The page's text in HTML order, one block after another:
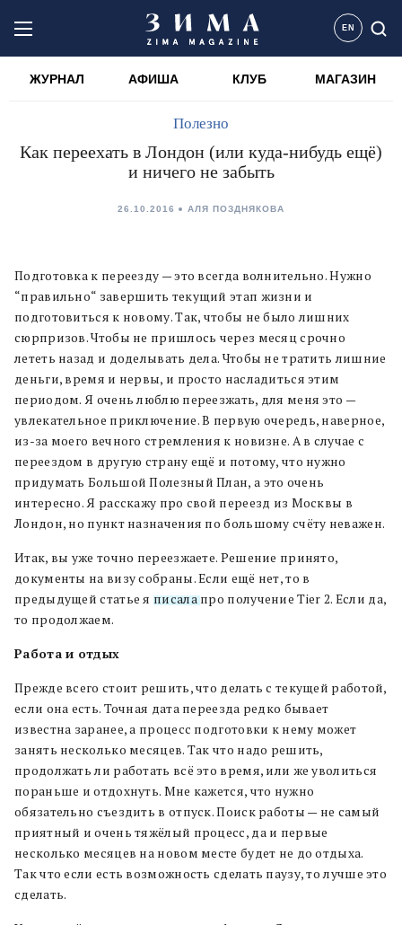
EN
ЖУРНАЛ АФИША КЛУБ МАГАЗИН
Полезно
Как переехать в Лондон (или куда-нибудь ещё)
и ничего не забыть
26.10.2016 АЛЯ ПОЗДНЯКОВА
Подготовка к переезду — это всегда волнительно. Нужно
“правильно“ завершить текущий этап жизни и
подготовиться к новому. Так, чтобы не было лишних
сюрпризов. Чтобы не пришлось через месяц срочно
лететь назад и доделывать дела. Чтобы не тратить лишние
деньги, время и нервы, и просто насладиться этим
периодом. Я очень люблю переезжать, для меня это —
увлекательное приключение. В первую очередь, наверное,
из-за моего вечного стремления к новизне. А в случае с
переездом в другую страну ещё и потому, что нужно
придумать Большой Полезный План, а это очень
интересно. Я расскажу про свой переезд из Москвы в
Лондон, но пункт назначения по большому счёту неважен.
Итак, вы уже точно переезжаете. Решение принято,
документы на визу собраны. Если ещё нет, то в
предыдущей статье я писалапро получение Tier 2. Если да,
то продолжаем.
Работа и отдых
Прежде всего стоит решить, что делать с текущей работой,
если она есть. Точная дата переезда редко бывает
известна заранее, а процесс подготовки к нему может
занять несколько месяцев. Так что надо решить,
продолжать ли работать всё это время, или же уволиться
пораньше и отдохнуть. Мне кажется, что нужно
обязательно съездить в отпуск. Поиск работы — не самый
приятный и очень тяжёлый процесс, да и первые
несколько месяцев на новом месте будет не до отдыха.
Так что если есть возможность сделать паузу, то лучше это
сделать.